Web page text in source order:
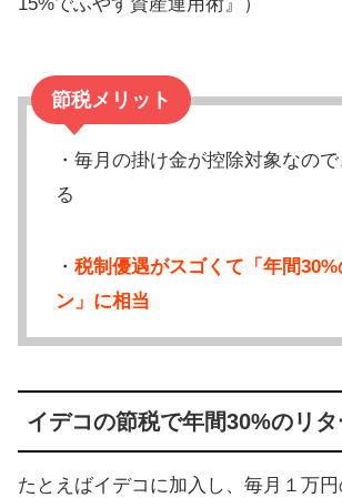
節税メリット
・毎月の掛け金が控除対象なの
る
・ 税制優遇がスゴくて「年間
ン」に相当
イデコの節税で年間30%のリタ
たとえばイデコに加入し、毎月１万